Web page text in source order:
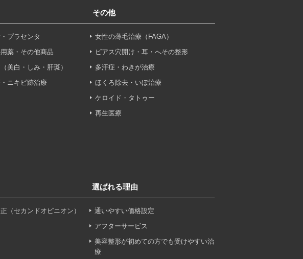
フィリエイトサービスプロバイダ等の第三者
場合があります。
フターケア対応、これらに付随する諸対応等
連携のため
る患者様へのアンケートの送受信及びこれに
ため
プラセンタ
薬・その他商品
美白・しみ・肝斑）
ニキビ跡治療
その他
女性の薄毛治療（FAGA）
ピアス穴開け・耳・へその整形
多汗症・わきが治療
ほくろ除去・いぼ治療
ケロイド・タトゥー
再生医療
（セカンドオピニオン）
選ばれる理由
通いやすい価格設定
アフターサービス
美容整形が初めての方でも受けやすい治
療